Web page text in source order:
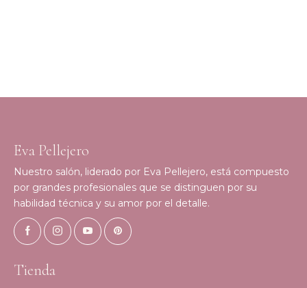
Eva Pellejero
Nuestro salón, liderado por Eva Pellejero, está compuesto
por grandes profesionales que se distinguen por su
habilidad técnica y su amor por el detalle.
Tienda